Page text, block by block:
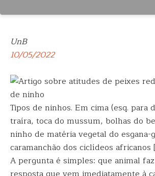
UnB
10/05/2022
Tipos de ninhos. Em cima (esq. para
traíra, toca do mussum, bolhas do
ninho de matéria vegetal do esgana-
caramanchão dos ciclídeos africanos
A pergunta é simples: que animal